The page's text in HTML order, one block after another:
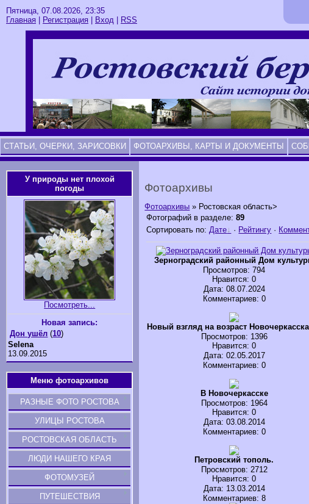
Пятница, 07.08.2026, 23:35
Главная
Регистрация Вход RSS
СТАТЬИ, ОЧЕРКИ, ЗАРИСОВКИ ФОТОАРХИВЫ, КАРТЫ И ДОКУМЕНТЫ
У природы нет плохой
погоды
Посмотреть...
Новая запись:
Дон ушёл (10)
Selena
13.09.2015
Меню фотоархивов
РАЗНЫЕ ФОТО РОСТОВА
УЛИЦЫ РОСТОВА
РОСТОВСКАЯ ОБЛАСТЬ
ЛЮДИ НАШЕГО КРАЯ
ФОТОМУЗЕЙ
ПУТЕШЕСТВИЯ
Фотоархивы
Фотоархивы » Ростовская область>
Фотографий в разделе:89
Сортировать по:Дате · Рейтингу ·
Зерноградский районный Дом
Просмотров: 794
Нравится: 0
Дата: 08.07.2024
Комментариев: 0
Новый взгляд на возраст
Просмотров: 1396
Нравится: 0
Дата: 02.05.2017
Комментариев: 0
В Новочеркасске
Просмотров: 1964
Нравится: 0
Дата: 03.08.2014
Комментариев: 0
Петровский тополь.
Просмотров: 2712
Нравится: 0
Дата: 13.03.2014
Комментариев: 8